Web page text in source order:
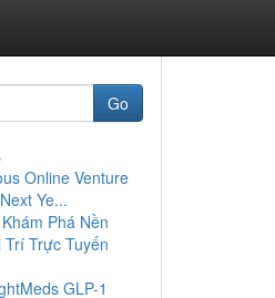
Go
Online Venture
Ye...
Phá Nền
Trí Trực Tuyến
GLP-1